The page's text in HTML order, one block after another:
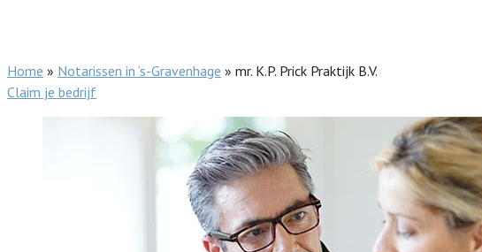
Home » Notarissen in ‘s-Gravenhage » mr. K.P. Prick Praktijk B.V.
Claim je bedrijf